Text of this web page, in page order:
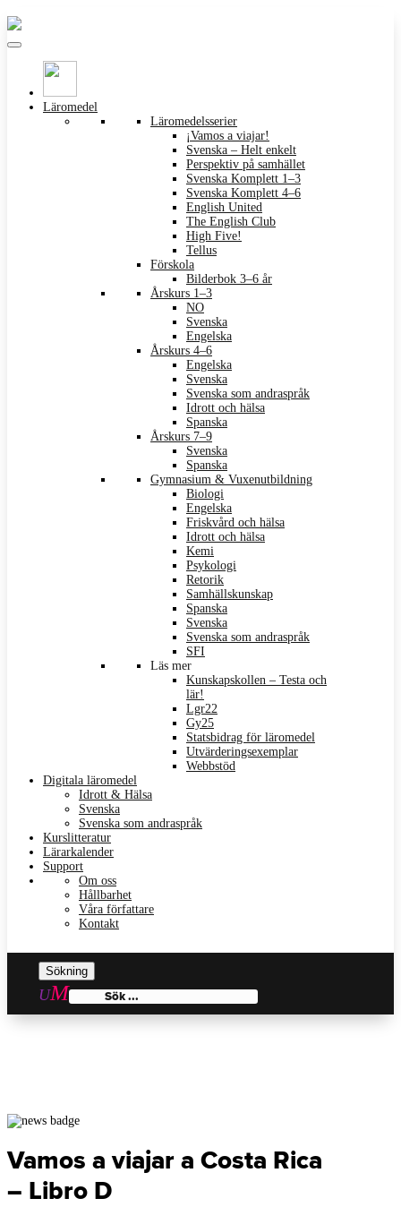
Läromedel
Läromedelsserier
¡Vamos a viajar!
Svenska – Helt enkelt
Perspektiv på samhället
Svenska Komplett 1–3
Svenska Komplett 4–6
English United
The English Club
High Five!
Tellus
Förskola
Bilderbok 3–6 år
Årskurs 1–3
NO
Svenska
Engelska
Årskurs 4–6
Engelska
Svenska
Svenska som andraspråk
Idrott och hälsa
Spanska
Årskurs 7–9
Svenska
Spanska
Gymnasium & Vuxenutbildning
Biologi
Engelska
Friskvård och hälsa
Idrott och hälsa
Kemi
Psykologi
Retorik
Samhällskunskap
Spanska
Svenska
Svenska som andraspråk
SFI
Läs mer
Kunskapskollen – Testa och
lär!
Lgr22
Gy25
Statsbidrag för läromedel
Utvärderingsexemplar
Webbstöd
Digitala läromedel
Idrott & Hälsa
Svenska
Svenska som andraspråk
Kurslitteratur
Lärarkalender
Support
Om oss
Hållbarhet
Våra författare
Kontakt
Sök
efter:
Vamos a viajar a Costa Rica
– Libro D